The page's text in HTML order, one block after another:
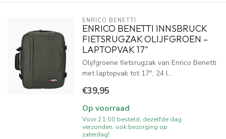
ENRICO BENETTI
ENRICO BENETTI INNSBRUCK
FIETSRUGZAK OLIJFGROEN –
LAPTOPVAK 17"
Olijfgroene fietsrugzak van Enrico Benetti
met laptopvak tot 17", 24 l...
€39,95
Op voorraad
Voor 21:00 besteld, dezelfde dag
verzonden, ook bezorging op
zaterdag!